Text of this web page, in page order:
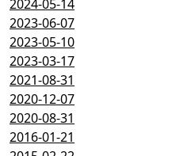
2024-05-14
2023-06-07
2023-05-10
2023-03-17
2021-08-31
2020-12-07
2020-08-31
2016-01-21